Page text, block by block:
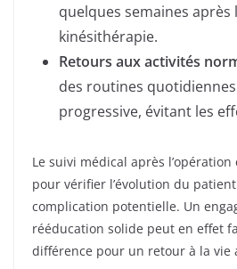
quelques semaines après
kinésithérapie.
Retours aux activités
des routines
progressive, évitant les
Le suivi médical après
pour vérifier l’évolution du
complication potentielle. Un
rééducation solide peut en effet
différence pour un retour à la vie